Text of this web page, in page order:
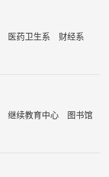
医药卫生系
财经系
继续教育中心
图书馆